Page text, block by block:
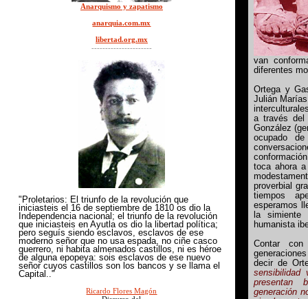
Anarquismo y zapatismo
anarquia.com.mx
libertad.org.mx
----------------------
"Proletarios: El triunfo de la revolución que
iniciasteis el 16 de septiembre de 1810 os dio la
Independencia nacional; el triunfo de la revolución
que iniciasteis en Ayutla os dio la libertad política;
pero seguís siendo esclavos, esclavos de ese
moderno señor que no usa espada, no ciñe casco
guerrero, ni habita almenados castillos, ni es héroe
de alguna epopeya: sois esclavos de ese nuevo
señor cuyos castillos son los bancos y se llama el
Capital.."
Ricardo Flores Magón
van
diferentes
Ortega y
Julián
a través del
González
ocupado
toca ahora
proverbial
tiempos
esperamos
la simiente
humanista
Contar
decir de
presentan
generación